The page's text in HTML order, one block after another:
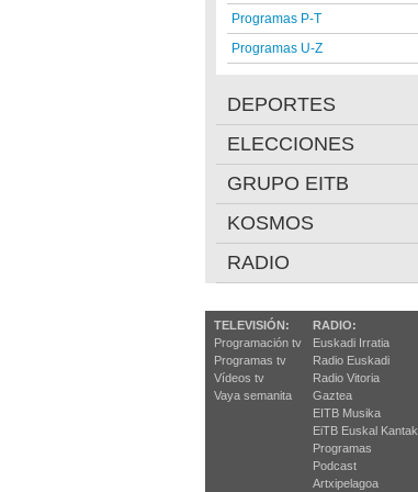
Programas P-T
Programas U-Z
DEPORTES
ELECCIONES
GRUPO EITB
KOSMOS
RADIO
TELEVISIÓN:
Programación tv
Programas tv
Vídeos tv
Vaya semanita
RADIO:
Euskadi Irratia
Radio Euskadi
Radio Vitoria
Gaztea
EITB Musika
EiTB Euskal Kantak
Programas
Podcast
Artxipelagoa